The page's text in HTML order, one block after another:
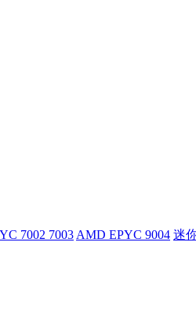
7002 7003 AMD EPYC 9004 迷